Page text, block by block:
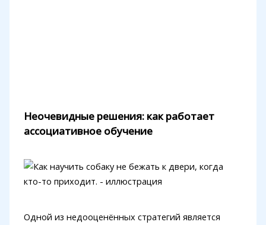
Неочевидные решения: как работает
ассоциативное обучение
Одной из недооценённых стратегий является